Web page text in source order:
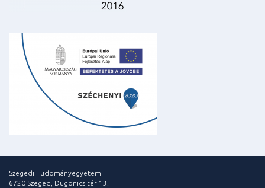
Szegedi Tudományegyetem
6720 Szeged, Dugonics tér 13.